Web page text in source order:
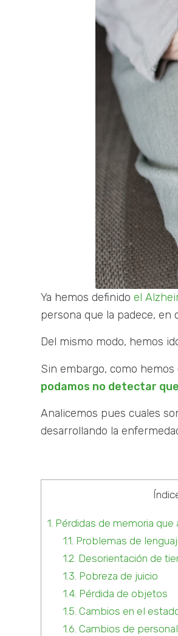
Ya hemos definido el
persona que la padece, en
Del mismo modo, hemos
Sin embargo, como
podamos no detectar
Analicemos pues cuales
desarrollando la
1. Pérdidas de memoria
1.1. Problemas de
1.2. Desorientación de
1.3. Pobreza de juicio
1.4. Pérdida de objetos
1.5. Cambios en el
1.6. Cambios de